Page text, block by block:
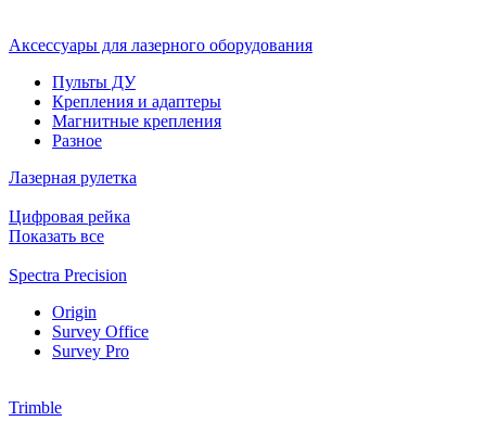
Аксессуары для лазерного оборудования
Пульты ДУ
Крепления и адаптеры
Магнитные крепления
Разное
Лазерная рулетка
Цифровая рейка
Показать все
Spectra Precision
Origin
Survey Office
Survey Pro
Trimble